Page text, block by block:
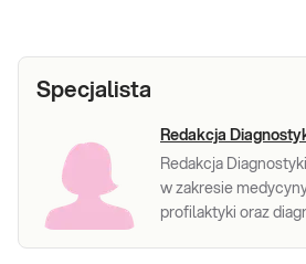
Specjalista
Redakcja
Redakcja
w zakresie
profilaktyki oraz